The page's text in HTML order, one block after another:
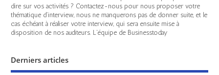
dire sur vos activités ? Contactez-nous pour nous proposer votre
thématique d'interview, nous ne manquerons pas de donner suite, et le
cas échéant à réaliser votre interview, qui sera ensuite mise à
disposition de nos auditeurs. L'équipe de Businesstoday
Derniers articles